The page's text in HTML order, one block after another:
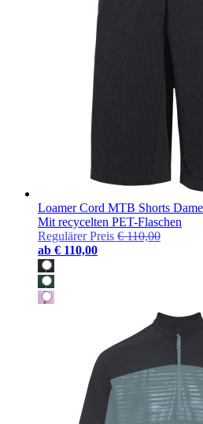
Loamer Cord MTB Shorts
Mit recycelten PET-Flaschen
Regulärer Preis € 110,00
ab € 110,00